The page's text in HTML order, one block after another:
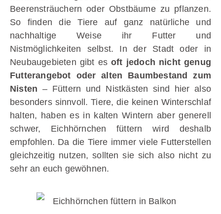
Beerensträuchern oder Obstbäume zu pflanzen.
So finden die Tiere auf ganz natürliche und
nachhaltige Weise ihr Futter und
Nistmöglichkeiten selbst. In der Stadt oder in
Neubaugebieten gibt esoft jedoch nicht genug
Futterangebot oder alten Baumbestand zum
Nisten – Füttern und Nistkästen sind hier also
besonders sinnvoll. Tiere, die keinen Winterschlaf
halten, haben es in kalten Wintern aber generell
schwer, Eichhörnchen füttern wird deshalb
empfohlen. Da die Tiere immer viele Futterstellen
gleichzeitig nutzen, sollten sie sich also nicht zu
sehr an euch gewöhnen.